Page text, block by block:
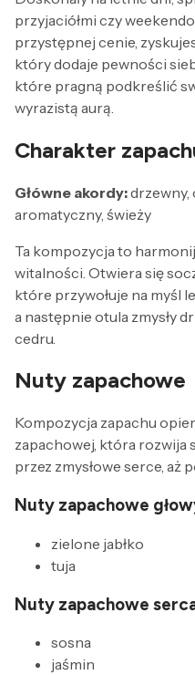
przyjaciółmi czy
przystępnej cenie,
który dodaje pewności
które pragną podkreślić
wyrazistą aurą.
Charakter
Główne akordy:drzewny,
aromatyczny, świeży
Ta kompozycja to
witalności. Otwiera się
które przywołuje na myśl
a następnie otula zmysły
cedru.
Nuty zapachowe
Kompozycja zapachu
zapachowej, która rozwija
przez zmysłowe serce, aż
Nuty zapachowe
zielone jabłko
tuja
Nuty zapachowe
sosna
jaśmin